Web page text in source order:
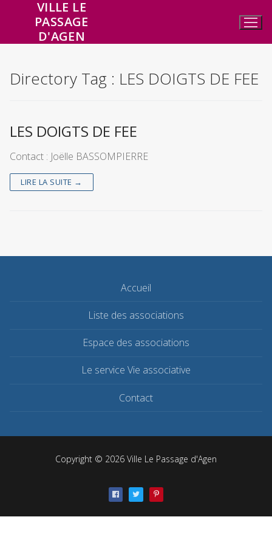
VILLE LE
PASSAGE
D'AGEN
Directory Tag : LES DOIGTS DE FEE
LES DOIGTS DE FEE
Contact : Joëlle BASSOMPIERRE
LIRE LA SUITE →
Accueil
Liste des associations
Espace des associations
Le service Vie associative
Contact
Copyright © 2026 Ville Le Passage d'Agen